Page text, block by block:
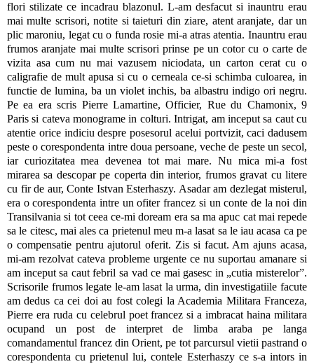
flori stilizate ce incadrau blazonul. L-am desfacut si inauntru erau
mai multe scrisori, notite si taieturi din ziare, atent aranjate, dar un
plic maroniu, legat cu o funda rosie mi-a atras atentia. Inauntru erau
frumos aranjate mai multe scrisori prinse pe un cotor cu o carte de
vizita asa cum nu mai vazusem niciodata, un carton cerat cu o
caligrafie de mult apusa si cu o cerneala ce-si schimba culoarea, in
functie de lumina, ba un violet inchis, ba albastru indigo ori negru.
Pe ea era scris Pierre Lamartine, Officier, Rue du Chamonix, 9
Paris si cateva monograme in colturi. Intrigat, am inceput sa caut cu
atentie orice indiciu despre posesorul acelui portvizit, caci dadusem
peste o corespondenta intre doua persoane, veche de peste un secol,
iar curiozitatea mea devenea tot mai mare. Nu mica mi-a fost
mirarea sa descopar pe coperta din interior, frumos gravat cu litere
cu fir de aur, Conte Istvan Esterhaszy. Asadar am dezlegat misterul,
era o corespondenta intre un ofiter francez si un conte de la noi din
Transilvania si tot ceea ce-mi doream era sa ma apuc cat mai repede
sa le citesc, mai ales ca prietenul meu m-a lasat sa le iau acasa ca pe
o compensatie pentru ajutorul oferit. Zis si facut. Am ajuns acasa,
mi-am rezolvat cateva probleme urgente ce nu suportau amanare si
am inceput sa caut febril sa vad ce mai gasesc in „cutia misterelor”.
Scrisorile frumos legate le-am lasat la urma, din investigatiile facute
am dedus ca cei doi au fost colegi la Academia Militara Franceza,
Pierre era ruda cu celebrul poet francez si a imbracat haina militara
ocupand un post de interpret de limba araba pe langa
comandamentul francez din Orient, pe tot parcursul vietii pastrand o
corespondenta cu prietenul lui, contele Esterhaszy ce s-a intors in